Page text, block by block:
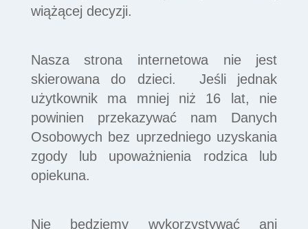
wiążącej decyzji.
Nasza strona internetowa nie jest
skierowana do dzieci. Jeśli jednak
użytkownik ma mniej niż 16 lat, nie
powinien przekazywać nam Danych
Osobowych bez uprzedniego uzyskania
zgody lub upoważnienia rodzica lub
opiekuna.
Nie będziemy wykorzystywać ani